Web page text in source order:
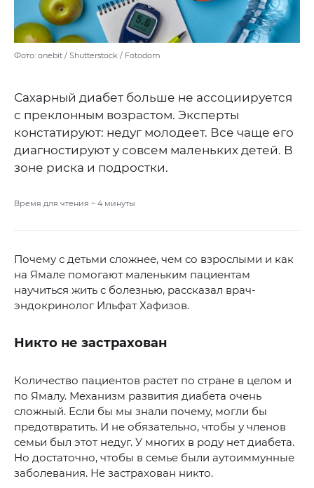
Фото: onebit / Shutterstock / Fotodom
Сахарный диабет больше не ассоциируется
с преклонным возрастом. Эксперты
констатируют: недуг молодеет. Все чаще его
диагностируют у совсем маленьких детей. В
зоне риска и подростки.
Время для чтения ~ 4 минуты
Почему с детьми сложнее, чем со взрослыми и как
на Ямале помогают маленьким пациентам
научиться жить с болезнью, рассказал врач-
эндокринолог Ильфат Хафизов.
Никто не застрахован
Количество пациентов растет по стране в целом и
по Ямалу. Механизм развития диабета очень
сложный. Если бы мы знали почему, могли бы
предотвратить. И не обязательно, чтобы у членов
семьи был этот недуг. У многих в роду нет диабета.
Но достаточно, чтобы в семье были аутоиммунные
заболевания. Не застрахован никто.